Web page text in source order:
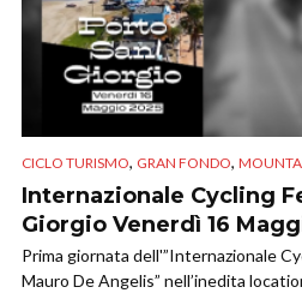
CICLO TURISMO, GRAN FONDO,
Internazionale Cycling
Giorgio Venerdì 16
Prima giornata dell'”Internazionale
Mauro De Angelis” nell’inedita